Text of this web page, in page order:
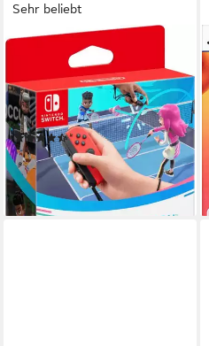
Sehr beliebt
NINTENDO SWITCH
Switch Sports
Nintendo Switch Plattform
ab 6 Jahren
USK-Freigabe
Nintendo Publisher
(746)
42,49 € UVP49,99 €
-15%
lieferbar - in 2-3 Werktagen bei dir